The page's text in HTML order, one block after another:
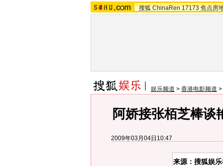
搜狐 ChinaRen 17173 焦点房
娱乐频道 > 香港电影频道 >
阿娇接张栢芝棒谈
2009年03月04日10:47
来源：搜狐娱